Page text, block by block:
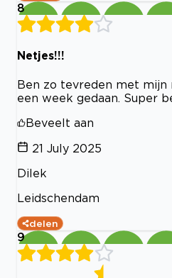
8
Netjes!!!
Ben zo tevreden met mijn
een week gedaan. Super
Beveelt aan
21 July 2025
Dilek
Leidschendam
delen
9